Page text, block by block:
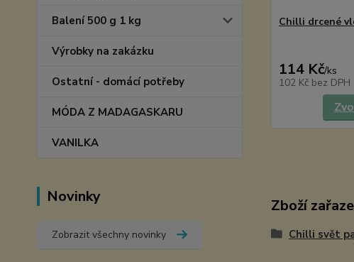
Balení 500 g 1 kg
Výrobky na zakázku
Ostatní - domácí potřeby
MÓDA Z MADAGASKARU
VANILKA
Novinky
Zobrazit všechny novinky
Chilli drcené
114 Kč/ks
102 Kč bez DPH
Zboží
Chilli svět